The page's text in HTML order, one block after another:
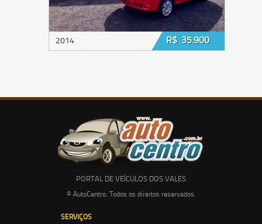
2014 R$ 35.900
PORTAL DE VEÍCULOS DOS VALES
© AutoCentro. Todos os direitos reservados.
SERVIÇOS